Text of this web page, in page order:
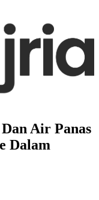
Air Panas
Dalam